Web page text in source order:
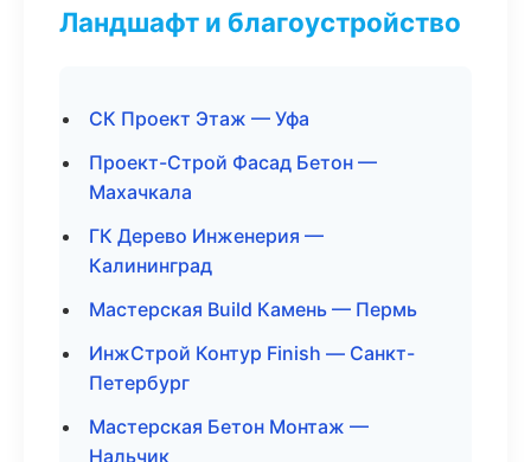
Ландшафт и благоустройство
СК Проект Этаж — Уфа
Проект-Строй Фасад Бетон —
Махачкала
ГК Дерево Инженерия —
Калининград
Мастерская Build Камень — Пермь
ИнжСтрой Контур Finish — Санкт-
Петербург
Мастерская Бетон Монтаж —
Нальчик